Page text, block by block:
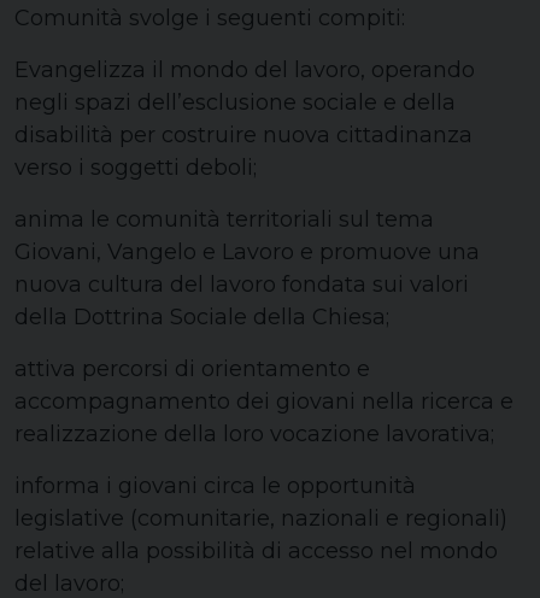
Comunità svolge i seguenti compiti:
Evangelizza il mondo del lavoro, operando
negli spazi dell’esclusione sociale e della
disabilità per costruire nuova cittadinanza
verso i soggetti deboli;
anima le comunità territoriali sul tema
Giovani, Vangelo e Lavoro e promuove una
nuova cultura del lavoro fondata sui valori
della Dottrina Sociale della Chiesa;
attiva percorsi di orientamento e
accompagnamento dei giovani nella ricerca e
realizzazione della loro vocazione lavorativa;
informa i giovani circa le opportunità
legislative (comunitarie, nazionali e regionali)
relative alla possibilità di accesso nel mondo
del lavoro;